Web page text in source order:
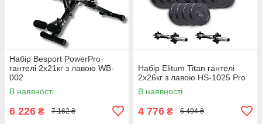
Набір Besport PowerPro
гантелі 2х21кг з лавою WB-
002
В наявності
6 226 ₴ 7 162 ₴
Набір Elitum Titan гантелі
2х26кг з лавою HS-1025 Pro
В наявності
4 776 ₴ 5 494 ₴